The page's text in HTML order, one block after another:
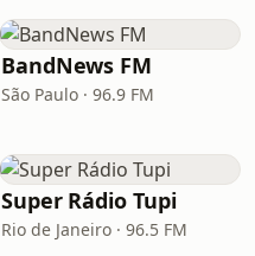
BandNews FM
São Paulo · 96.9 FM
Super Rádio Tupi
Rio de Janeiro · 96.5 FM